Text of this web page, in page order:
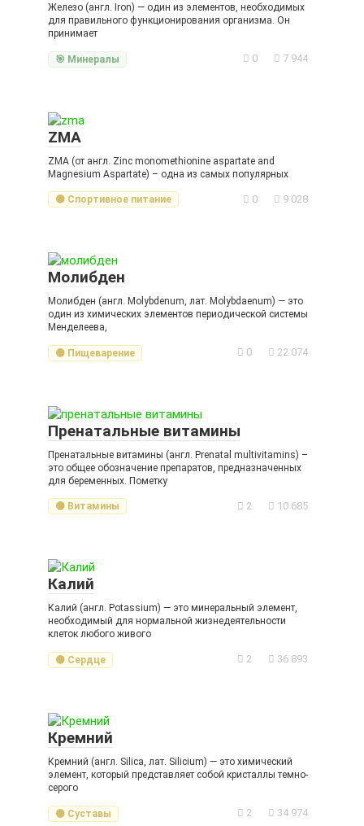
Железо (англ. Iron) — один из элементов, необходимых
для правильного функционирования организма. Он
принимает
🎯 Минералы 0 7 944
ZMA
ZMA (от англ. Zinc monomethionine aspartate and
Magnesium Aspartate) – одна из самых популярных
🟡 Спортивное питание 0 9 028
Молибден
Молибден (англ. Molybdenum, лат. Мolybdaenum) — это
один из химических элементов периодической системы
Менделеева,
🟡 Пищеварение 0 22 074
Пренатальные витамины
Пренатальные витамины (англ. Prenatal multivitamins) –
это общее обозначение препаратов, предназначенных
для беременных. Пометку
🟡 Витамины 2 10 685
Калий
Калий (англ. Potassium) — это минеральный элемент,
необходимый для нормальной жизнедеятельности
клеток любого живого
🟡 Сердце 2 36 893
Кремний
Кремний (англ. Silica, лат. Silicium) — это химический
элемент, который представляет собой кристаллы темно-
серого
🟡 Суставы 2 34 974